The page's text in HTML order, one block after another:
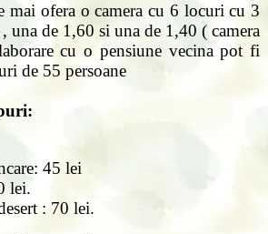
mai ofera o camera cu 6 locuri cu 3
una de 1,60 si una de 1,40 ( camera
cu o pensiune vecina pot fi
de 55 persoane
45 lei
lei.
: 70 lei.